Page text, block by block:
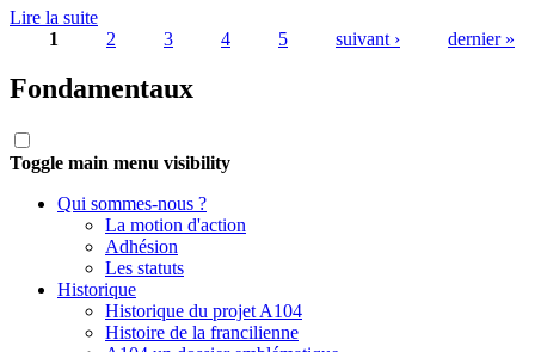
Lire la suite
1 2 3 4 5 suivant › dernier »
Fondamentaux
Toggle main menu visibility
Qui sommes-nous ?
La motion d'action
Adhésion
Les statuts
Historique
Historique du projet A104
Histoire de la francilienne